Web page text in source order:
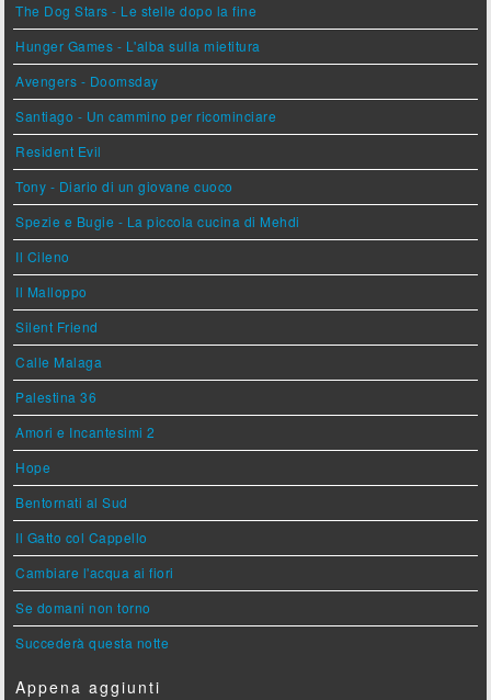
The Dog Stars - Le stelle dopo la fine
Hunger Games - L'alba sulla mietitura
Avengers - Doomsday
Santiago - Un cammino per ricominciare
Resident Evil
Tony - Diario di un giovane cuoco
Spezie e Bugie - La piccola cucina di Mehdi
Il Cileno
Il Malloppo
Silent Friend
Calle Malaga
Palestina 36
Amori e Incantesimi 2
Hope
Bentornati al Sud
Il Gatto col Cappello
Cambiare l'acqua ai fiori
Se domani non torno
Succederà questa notte
Appena aggiunti